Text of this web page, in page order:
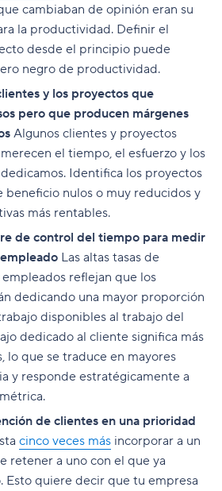
cambiaban de opinión eran su
la productividad. Definir el
desde el principio puede
negro de productividad.
y los proyectos que
pero que producen márgenes
Algunos clientes y proyectos
el tiempo, el esfuerzo y los
Identifica los proyectos
beneficio nulos o muy reducidos y
más rentables.
de control del tiempo para medir
Las altas tasas de
reflejan que los
dedicando una mayor proporción
disponibles al trabajo del
dedicado al cliente significa más
lo que se traduce en mayores
y responde estratégicamente a
de clientes en una prioridad
cinco veces más incorporar a un
retener a uno con el que ya
Esto quiere decir que tu empresa